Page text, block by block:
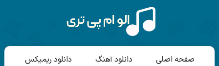
صفحه اصلی دانلود آهنگ دانلود ریمیکس